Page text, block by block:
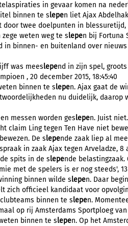
in gevaar komen na
binnen te slepen liet Ajax
door twee doelpunten in blessuretijd,
weten weg te slepen bij Fortuna
in binnen- en buitenland over
was meeslepend in zijn spel,
, 20 december 2015, 18:45:40
binnen te slepen. Ajax gaat de
nu duidelijk, daarop
messen worden geslepen. Juist
claim Ling tegen Ten Have niet
De slepende zaak liep al
in zaak Ajax tegen Arveladze, 8
spits in de slepende belastingzaak.
met de spelers is er nog steeds', 13
binnen wilde slepen. Daar
zich officieel kandidaat voor
binnen te slepen.
op rij Amsterdams Sportploeg van
binnen te slepen. Op het